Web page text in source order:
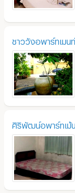
ชาววังอพาร์ทเมน
ศิริพัฒน์อพาร์ทเม้